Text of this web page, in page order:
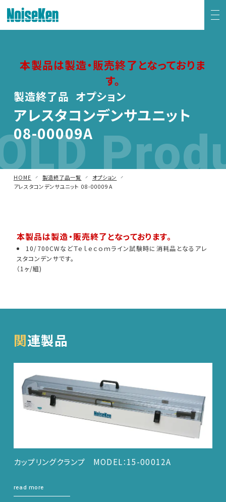
本製品は製造・販売終了となっておりま
す。
製造終了品 オプション
アレスタコンデンサユニット
08-00009A
HOME 製造終了品一覧
オプション
アレスタコンデンサユニット 08-00009A
本製品は製造・販売終了となっております。
10/700CWなどＴｅｌｅｃｏｍライン試験時に消耗品となるアレ
スタコンデンサです。
（1ヶ/組)
関連製品
カップリングクランプ MODEL：15-00012A
read more
方形波インパルスノイズ試験器
ファスト・トランジェント/バースト試験器
雷サージ試験器
車載用EMC試験器